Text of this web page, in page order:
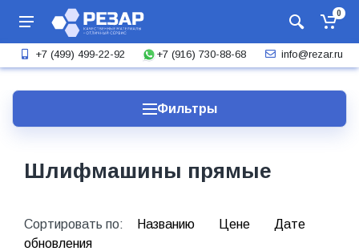
0
+7 (499) 499-22-92 +7 (916) 730-88-68 info@rezar.ru
Фильтры
Шлифмашины прямые
Сортировать по: Названию Цене
Дате
обновления